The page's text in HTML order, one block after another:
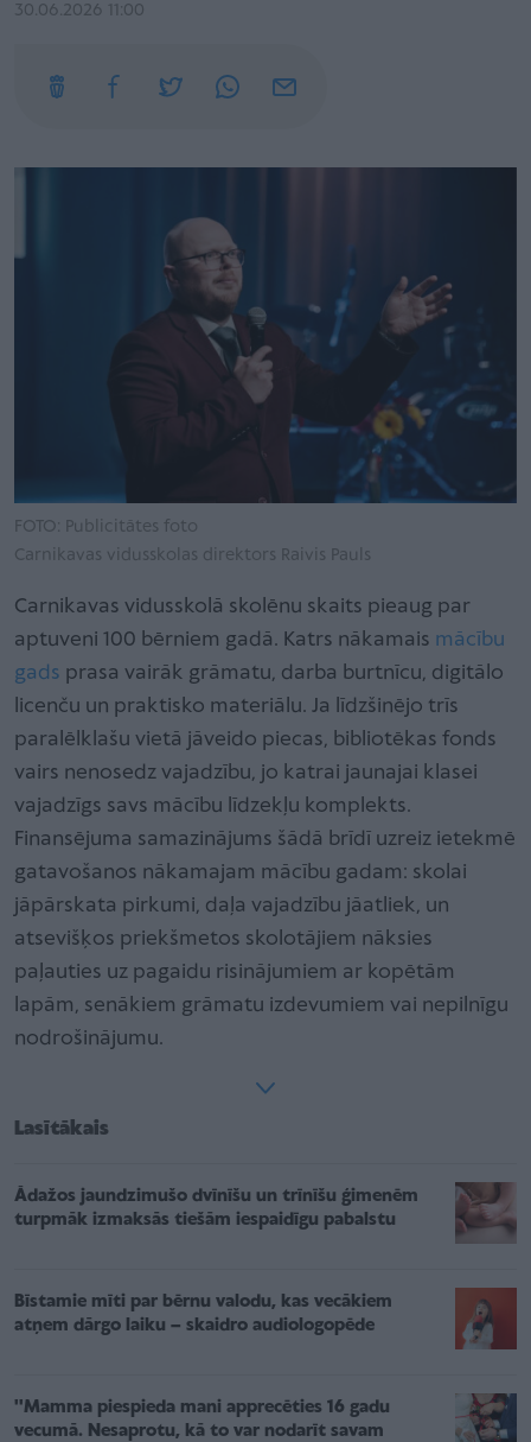
30.06.2026 11:00
FOTO: Publicitātes foto
Carnikavas vidusskolas direktors Raivis Pauls
Carnikavas vidusskolā skolēnu skaits pieaug par
aptuveni 100 bērniem gadā. Katrs nākamais mācību
gads prasa vairāk grāmatu, darba burtnīcu, digitālo
licenču un praktisko materiālu. Ja līdzšinējo trīs
paralēlklašu vietā jāveido piecas, bibliotēkas fonds
vairs nenosedz vajadzību, jo katrai jaunajai klasei
vajadzīgs savs mācību līdzekļu komplekts.
Finansējuma samazinājums šādā brīdī uzreiz ietekmē
gatavošanos nākamajam mācību gadam: skolai
jāpārskata pirkumi, daļa vajadzību jāatliek, un
atsevišķos priekšmetos skolotājiem nāksies
paļauties uz pagaidu risinājumiem ar kopētām
lapām, senākiem grāmatu izdevumiem vai nepilnīgu
nodrošinājumu.
Lasītākais
Ādažos jaundzimušo dvīnīšu un trīnīšu ģimenēm
turpmāk izmaksās tiešām iespaidīgu pabalstu
Bīstamie mīti par bērnu valodu, kas vecākiem
atņem dārgo laiku – skaidro audiologopēde
''Mamma piespieda mani apprecēties 16 gadu
vecumā. Nesaprotu, kā to var nodarīt savam